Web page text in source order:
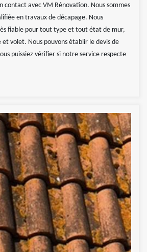
contact avec VM Rénovation. Nous sommes
en travaux de décapage. Nous
fiable pour tout type et tout état de mur,
volet. Nous pouvons établir le devis de
puissiez vérifier si notre service respecte